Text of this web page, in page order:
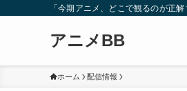
「今期アニメ、どこで観るのが正
アニメBB
ホーム 配信情報